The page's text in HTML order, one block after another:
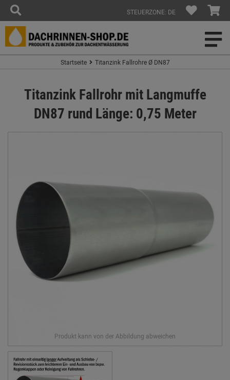
STEUERZONE: DE
Startseite Titanzink Fallrohre Ø DN87
Titanzink Fallrohr mit Langmuffe
DN87 rund Länge: 0,75 Meter